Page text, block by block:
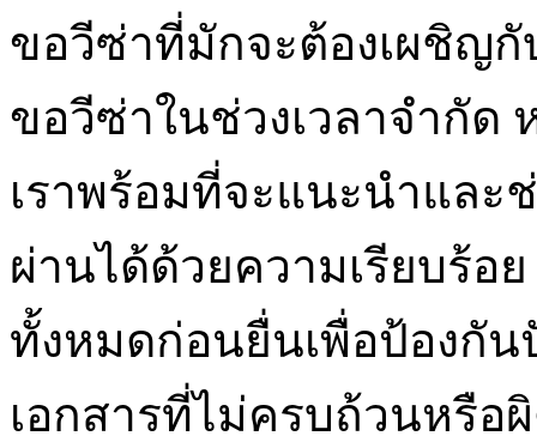
ขอวีซ่าที่มักจะต้องเผชิญกั
ขอวีซ่าในช่วงเวลาจำกัด
เราพร้อมที่จะแนะนำแล
ผ่านได้ด้วยความเรียบร้อ
ทั้งหมดก่อนยื่นเพื่อป้องกั
เอกสารที่ไม่ครบถ้วนหรือ